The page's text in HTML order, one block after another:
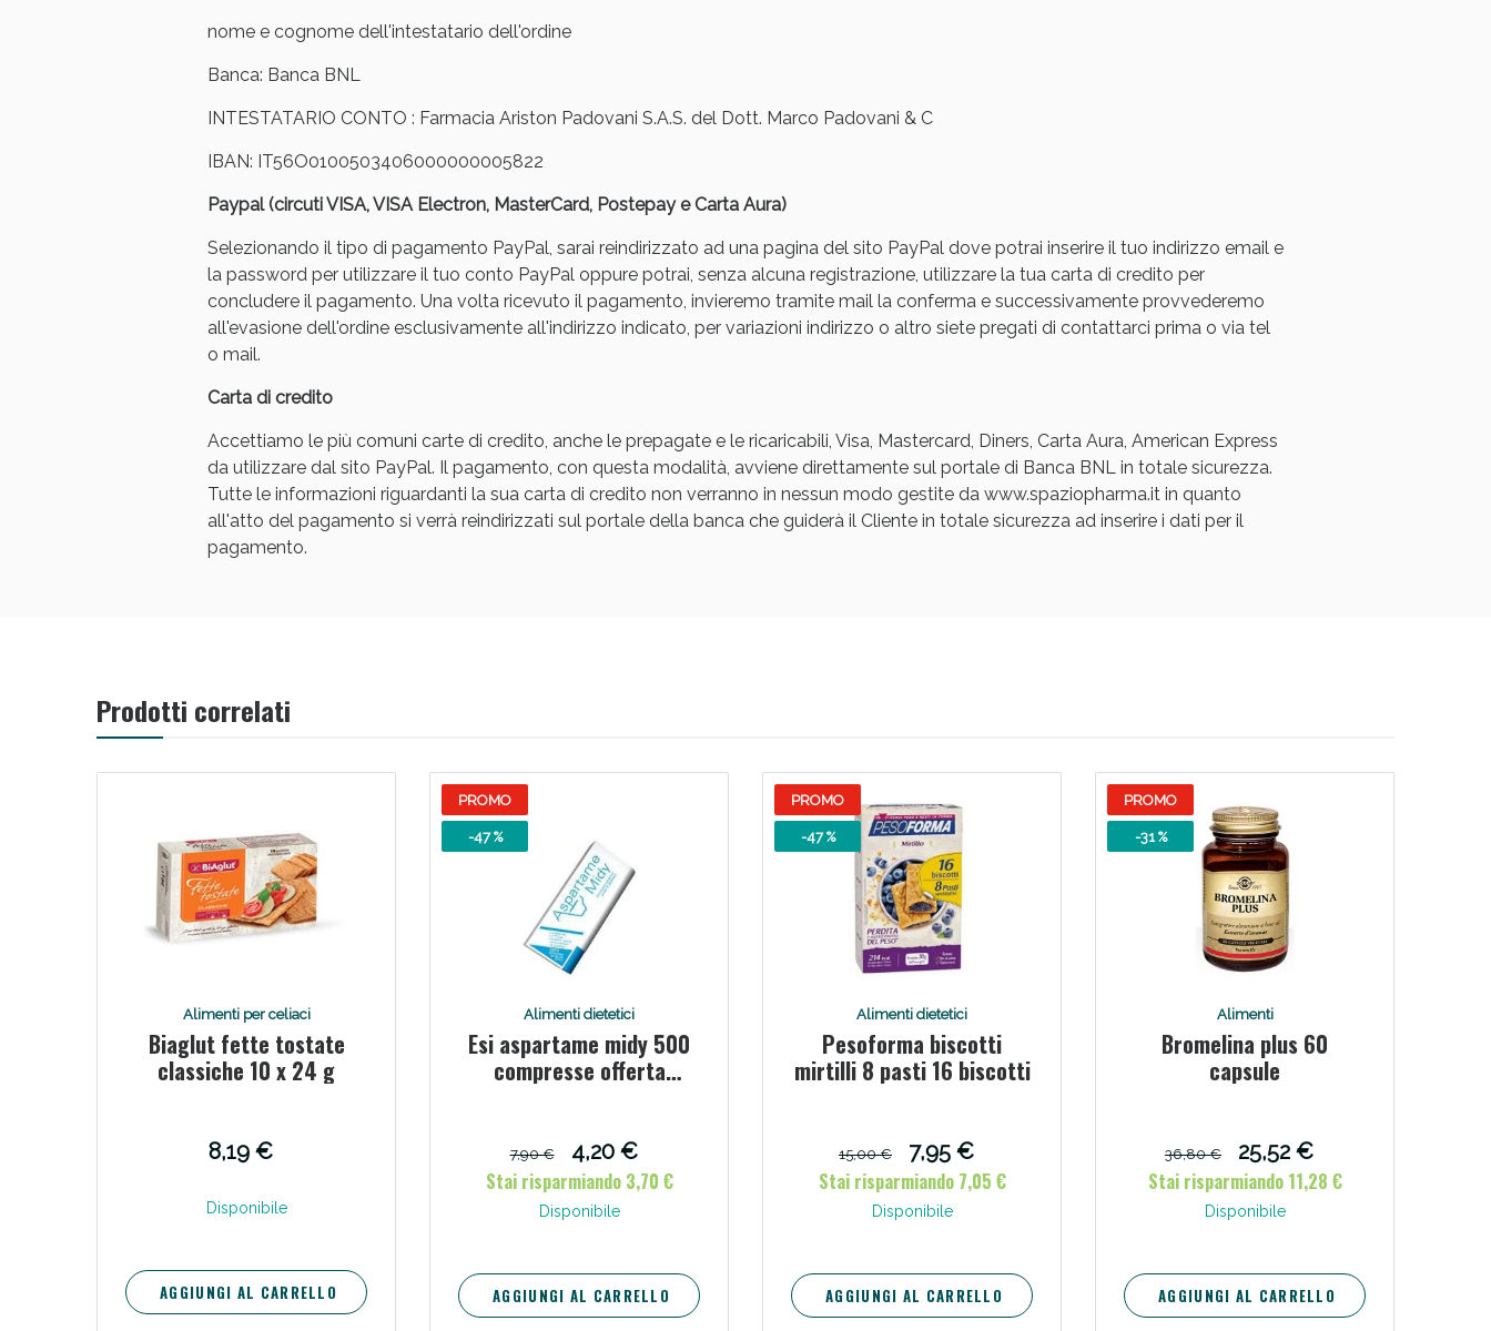
nome e cognome dell'intestatario dell'ordine
Banca: Banca BNL
INTESTATARIO CONTO : Farmacia Ariston Padovani S.A.S. del Dott. Marco Padovani & C
IBAN: IT56O0100503406000000005822
Paypal (circuti VISA, VISA Electron, MasterCard, Postepay e Carta Aura)
Selezionando il tipo di pagamento PayPal, sarai reindirizzato ad una pagina del sito PayPal dove potrai inserire il tuo indirizzo email e
la password per utilizzare il tuo conto PayPal oppure potrai, senza alcuna registrazione, utilizzare la tua carta di credito per
concludere il pagamento. Una volta ricevuto il pagamento, invieremo tramite mail la conferma e successivamente provvederemo
all'evasione dell'ordine esclusivamente all'indirizzo indicato, per variazioni indirizzo o altro siete pregati di contattarci prima o via tel
o mail.
Carta di credito
Accettiamo le più comuni carte di credito, anche le prepagate e le ricaricabili, Visa, Mastercard, Diners, Carta Aura, American Express
da utilizzare dal sito PayPal. Il pagamento, con questa modalità, avviene direttamente sul portale di Banca BNL in totale sicurezza.
Tutte le informazioni riguardanti la sua carta di credito non verranno in nessun modo gestite da www.spaziopharma.it in quanto
all'atto del pagamento si verrà reindirizzati sul portale della banca che guiderà il Cliente in totale sicurezza ad inserire i dati per il
pagamento.
Prodotti correlati
Alimenti per celiaci
Biaglut fette tostate
classiche 10 x 24 g
8,19 €
Disponibile
AGGIUNGI AL CARRELLO
PROMO
-47 %
Alimenti dietetici
Esi aspartame midy 500
compresse offerta
7,90 €
4,20 €
Stai risparmiando 3,70 €
Disponibile
AGGIUNGI AL CARRELLO
PROMO
-47 %
Alimenti dietetici
Pesoforma biscotti
mirtilli 8 pasti 16 biscotti
15,00 €
7,95 €
Stai risparmiando 7,05 €
Disponibile
AGGIUNGI AL CARRELLO
PROMO
-31 %
Alimenti
Bromelina plus 60
capsule
36,80 €
25,52 €
Stai risparmiando 11,28 €
Disponibile
AGGIUNGI AL CARRELLO
Sconto fino al 55% disponibile oggi!
Benessere Intestinale: Sconto fino al 55% valido oggi!
Scopri le offerte di Oggi